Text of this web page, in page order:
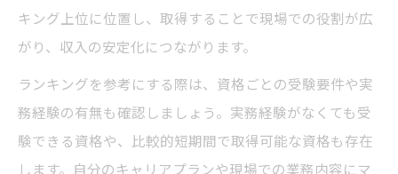
キング上位に位置し、取得することで現場での役割が広
がり、収入の安定化につながります。
ランキングを参考にする際は、資格ごとの受験要件や実
務経験の有無も確認しましょう。実務経験がなくても受
験できる資格や、比較的短期間で取得可能な資格も存在
します。自分のキャリアプランや現場での業務内容にマ